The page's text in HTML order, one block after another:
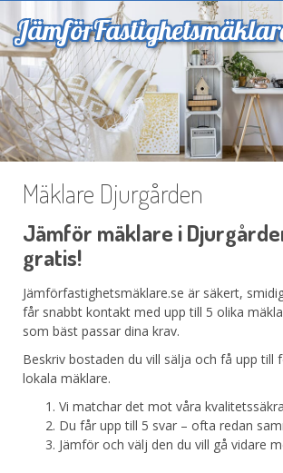
Jämför
Mäklare Djurgården
Jämför mäklare i
gratis!
Jämförfastighetsmäklare.se är säkert,
får snabbt kontakt med upp till 5 olika
som bäst passar dina krav.
Beskriv bostaden du vill sälja och få upp till
lokala mäklare.
Vi matchar det mot våra
Du får upp till 5 svar – ofta redan
Jämför och välj den du vill gå vidare